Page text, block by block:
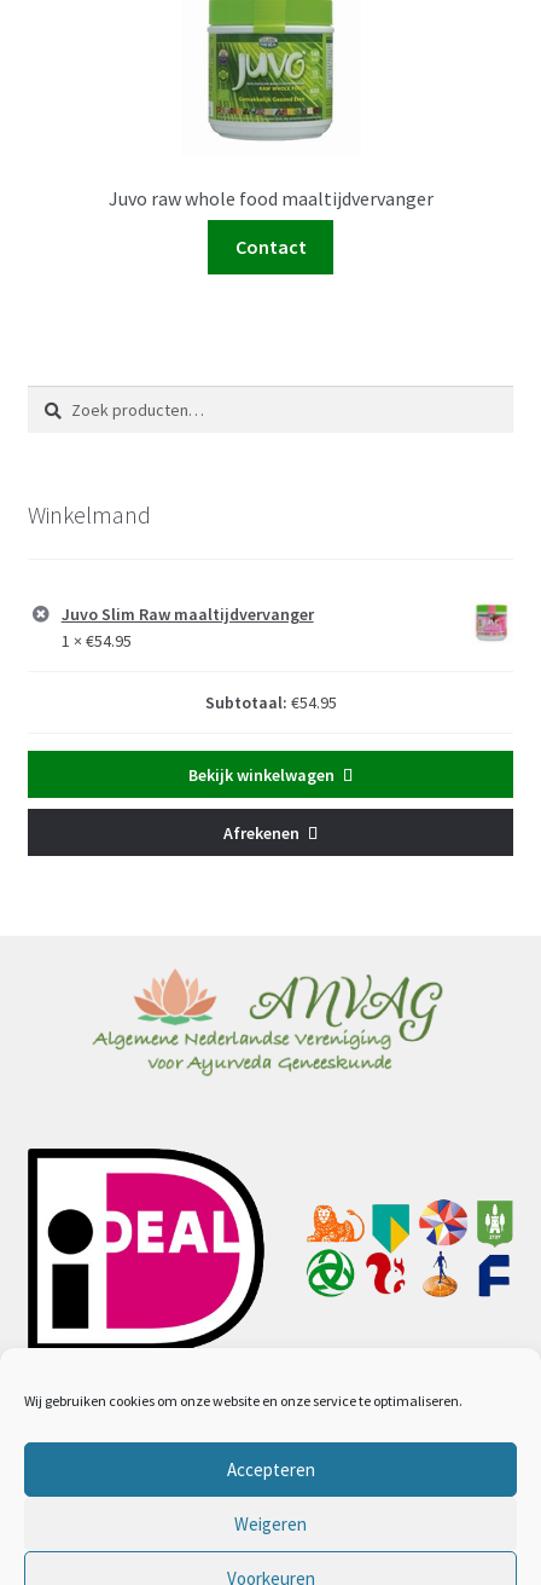
Wij gebruiken cookies om onze website en onze service te optimaliseren.
Accepteren
Weigeren
Voorkeuren
Juvo raw whole food maaltijdvervanger
Contact
Zoeken
naar:
Zoeken
Winkelmand
Juvo Slim Raw maaltijdvervanger
1 × €54.95
Subtotaal: €54.95
Bekijk winkelwagen
Afrekenen
© Ayurveda webwinkel 2026
Gebouwd met WooCommerce